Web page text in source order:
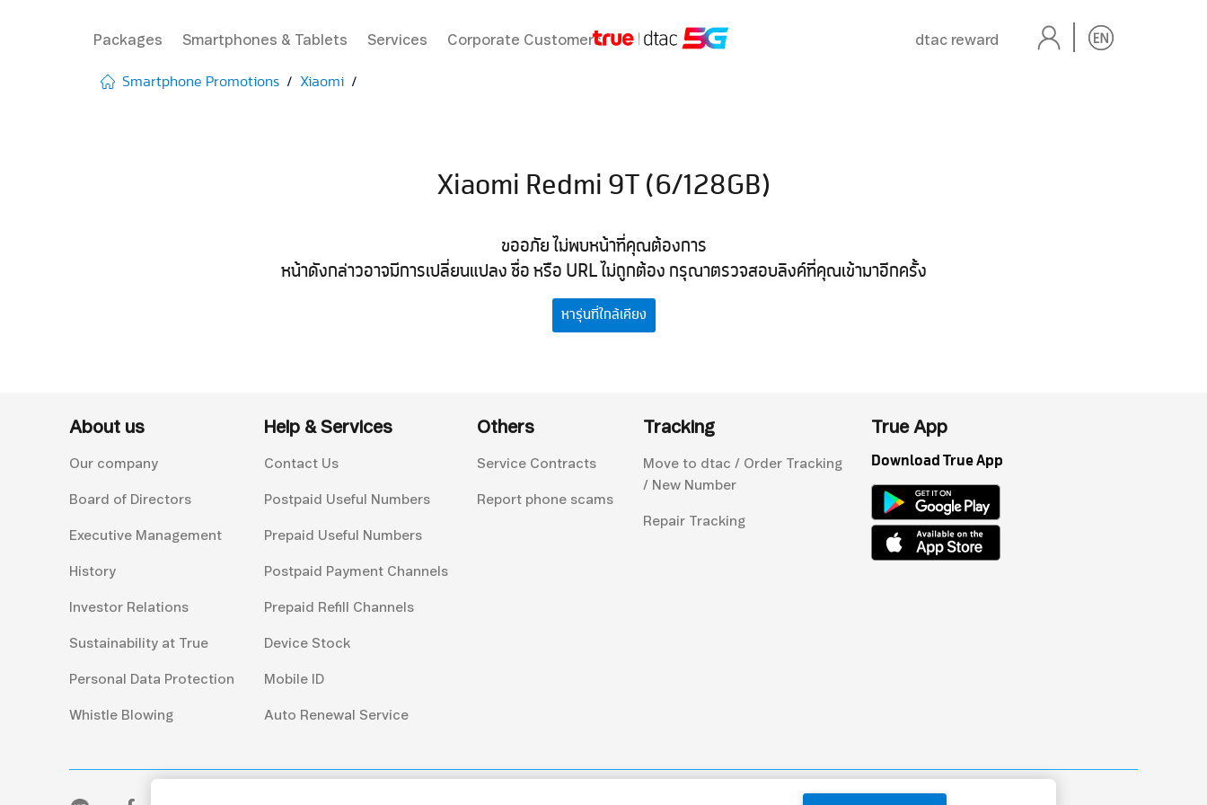
Packages Smartphones & Tablets Services Corporate Customers dtac reward
Smartphone Promotions Xiaomi
Xiaomi Redmi 9T (6/128GB)
ขออภัย ไม่พบหน้าที่คุณต้องการ
หน้าดังกล่าวอาจมีการเปลี่ยนแปลง ชื่อ หรือ URL ไม่ถูกต้อง กรุณาตรวจสอบลิงค์ที่คุณเข้ามาอีกครั้ง
หารุ่นที่ใกล้เคียง
About us
Our company
Board of Directors
Executive Management
History
Investor Relations
Sustainability at True
Personal Data Protection
Whistle Blowing
Help & Services
Contact Us
Postpaid Useful Numbers
Prepaid Useful Numbers
Postpaid Payment Channels
Prepaid Refill Channels
Device Stock
Mobile ID
Auto Renewal Service
Others
Service Contracts
Report phone scams
Tracking
Move to dtac / Order Tracking
/ New Number
Repair Tracking
True App
Download True App